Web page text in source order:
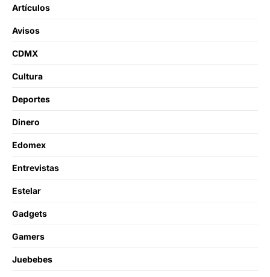
Artículos
Avisos
CDMX
Cultura
Deportes
Dinero
Edomex
Entrevistas
Estelar
Gadgets
Gamers
Juebebes